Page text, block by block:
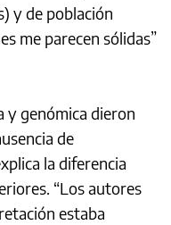
y de población
me parecen sólidas”
y genómica dieron
de
la diferencia
“Los autores
estaba